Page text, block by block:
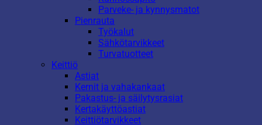
Parveke- ja kynnysmatot
Pienrauta
Työkalut
Sähkötarvikkeet
Turvatuotteet
Keittiö
Astiat
Kernit ja vahakankaat
Pakastus- ja säilytysrasiat
Kertakäyttöastiat
Keittiötarvikkeet